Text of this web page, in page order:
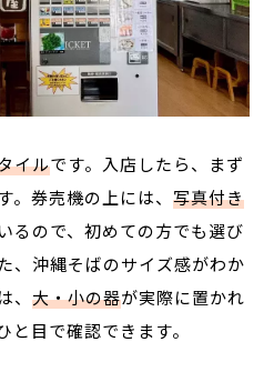
イルです。入店したら、まず
。券売機の上には、写真付き
るので、初めての方でも選び
、沖縄そばのサイズ感がわか
、大・小の器が実際に置かれ
目で確認できます。